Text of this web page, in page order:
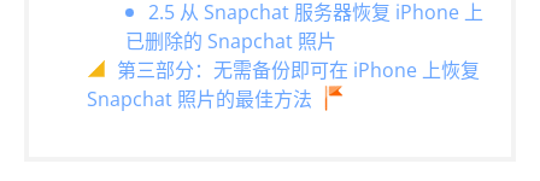
2.5 从 Snapchat 服务器恢复 iPhone 上
已删除的 Snapchat 照片
第三部分：无需备份即可在 iPhone 上恢复
Snapchat 照片的最佳方法